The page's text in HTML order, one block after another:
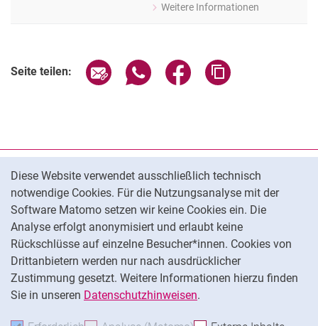
Diese Website verwendet ausschließlich technisch
notwendige Cookies. Für die Nutzungsanalyse mit der
Software Matomo setzen wir keine Cookies ein. Die
Analyse erfolgt anonymisiert und erlaubt keine
Rückschlüsse auf einzelne Besucher*innen. Cookies von
Drittanbietern werden nur nach ausdrücklicher
Zustimmung gesetzt. Weitere Informationen hierzu finden
Sie in unseren Datenschutzhinweisen.
Weitere Informationen
zu Maria Theißen
Seite teilen: Seite über E-Mail teilen
Seite über WhatsApp teilen
Seite über Facebook
Datenschutz
Barrierefreiheit
Transparenter KI-Einsatz
Impressum
Cookie-Einstellungen